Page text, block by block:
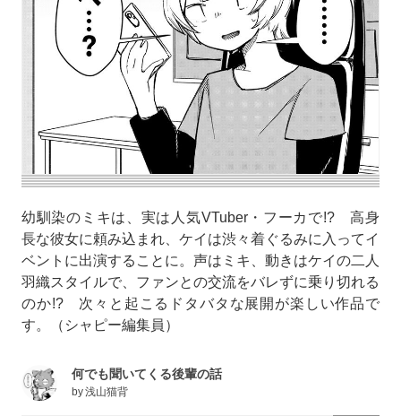
幼馴染のミキは、実は人気VTuber・フーカで!? 高身
長な彼女に頼み込まれ、ケイは渋々着ぐるみに入ってイ
ベントに出演することに。声はミキ、動きはケイの二人
羽織スタイルで、ファンとの交流をバレずに乗り切れる
のか!? 次々と起こるドタバタな展開が楽しい作品で
す。（シャピー編集員）
何でも聞いてくる後輩の話
by浅山猫背